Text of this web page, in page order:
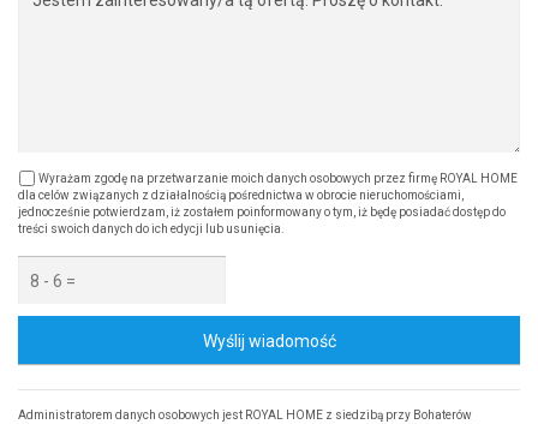
Wyrażam zgodę na przetwarzanie moich danych osobowych przez firmę ROYAL HOME
dla celów związanych z działalnością pośrednictwa w obrocie nieruchomościami,
jednocześnie potwierdzam, iż zostałem poinformowany o tym, iż będę posiadać dostęp do
treści swoich danych do ich edycji lub usunięcia.
Wyślij wiadomość
Administratorem danych osobowych jest ROYAL HOME z siedzibą przy Bohaterów